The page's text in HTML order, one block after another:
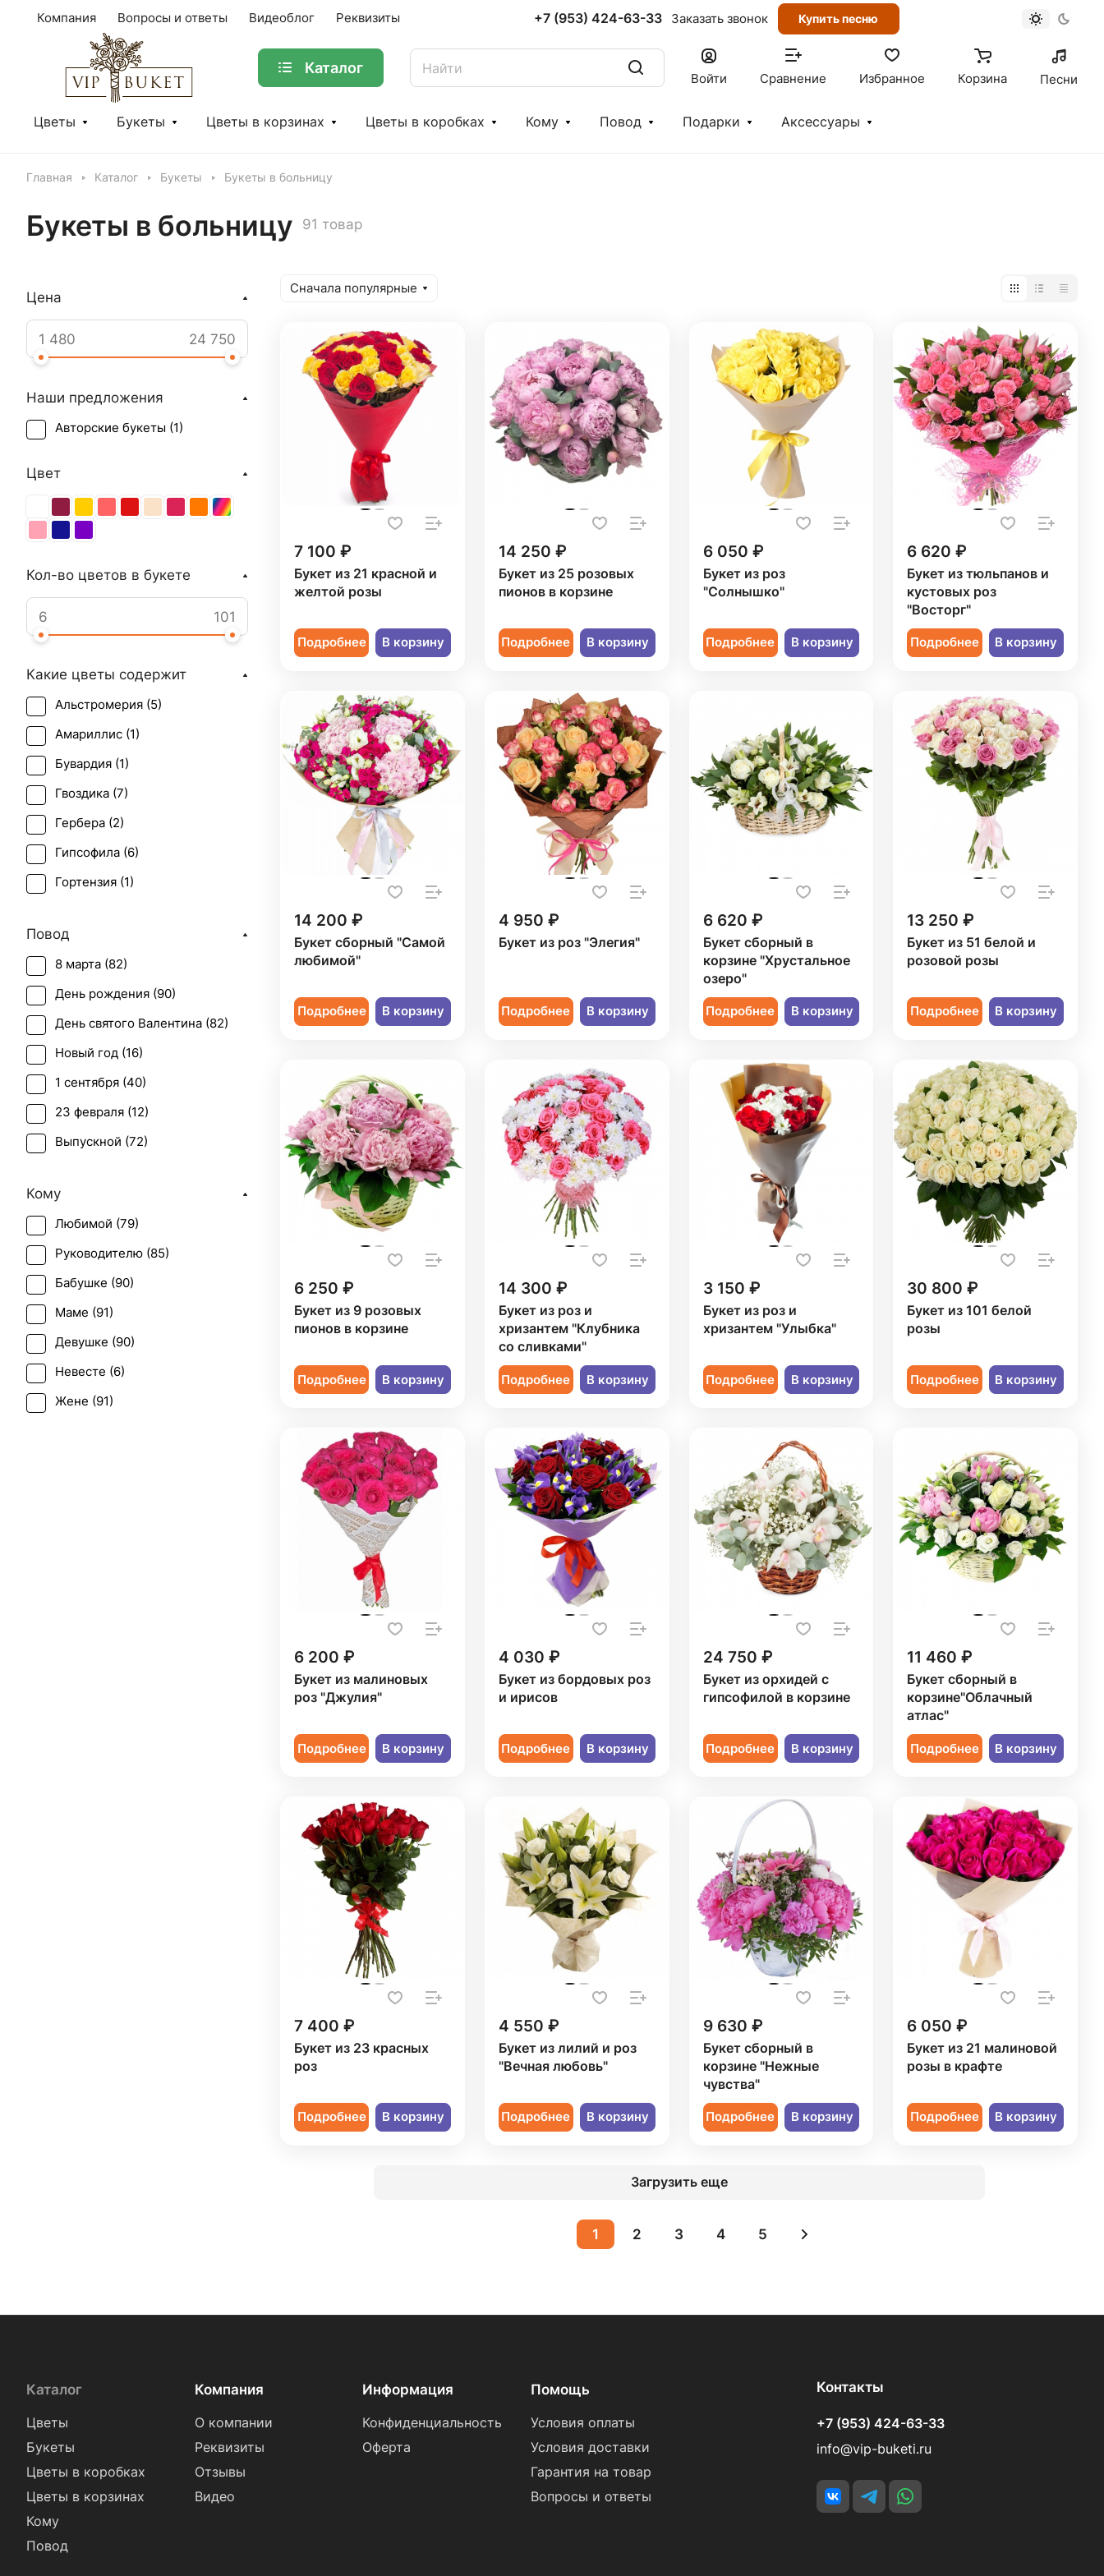
Компания Вопросы и ответы Видеоблог Реквизиты +7 (953) 424-63-33 Заказать звонок Купить песню
Каталог
Войти Сравнение Избранное Корзина Песни
Цветы Букеты Цветы в корзинах Цветы в коробках Кому Повод Подарки Аксессуары
Главная Каталог Букеты Букеты в больницу
Букеты в больницу 91 товар
Сначала популярные
7 100 ₽
Букет из 21 красной и
желтой розы
Подробнее В корзину
14 250 ₽
Букет из 25 розовых
пионов в корзине
Подробнее В корзину
6 050 ₽
Букет из роз
"Солнышко"
Подробнее В корзину
6 620 ₽
Букет из тюльпанов и
кустовых роз
"Восторг"
Подробнее В корзину
14 200 ₽
Букет сборный "Самой
любимой"
Подробнее В корзину
4 950 ₽
Букет из роз "Элегия"
Подробнее В корзину
6 620 ₽
Букет сборный в
корзине "Хрустальное
озеро"
Подробнее В корзину
13 250 ₽
Букет из 51 белой и
розовой розы
Подробнее В корзину
6 250 ₽
Букет из 9 розовых
пионов в корзине
Подробнее В корзину
14 300 ₽
Букет из роз и
хризантем "Клубника
со сливками"
Подробнее В корзину
3 150 ₽
Букет из роз и
хризантем "Улыбка"
Подробнее В корзину
30 800 ₽
Букет из 101 белой
розы
Подробнее В корзину
6 200 ₽
Букет из малиновых
роз "Джулия"
Подробнее В корзину
4 030 ₽
Букет из бордовых роз
и ирисов
Подробнее В корзину
24 750 ₽
Букет из орхидей с
гипсофилой в корзине
Подробнее В корзину
11 460 ₽
Букет сборный в
корзине"Облачный
атлас"
Подробнее В корзину
7 400 ₽
Букет из 23 красных
роз
Подробнее В корзину
4 550 ₽
Букет из лилий и роз
"Вечная любовь"
Подробнее В корзину
9 630 ₽
Букет сборный в
корзине "Нежные
чувства"
Подробнее В корзину
6 050 ₽
Букет из 21 малиновой
розы в крафте
Подробнее В корзину
Загрузить еще
1 2 3 4 5
Цена
Наши предложения
Авторские букеты (1)
Цвет
Кол-во цветов в букете
Какие цветы содержит
Альстромерия (5)
Амариллис (1)
Бувардия (1)
Гвоздика (7)
Гербера (2)
Гипсофила (6)
Гортензия (1)
Лилия (
Лимониум (1
Нарцисс (1)
Нигелла (1)
Орхидея (6 )
Пион (6)
Подсолнух ( 1)
Ранункулюс ( 2)
Повод
8 марта (82)
День рождения (90)
День святого Валентина (82)
Новый год (16)
1 сентября (40)
23 февраля (12)
Выпускной (72)
День учителя (
Пасха (12)
Первое свидание (90
Последний звонок (
Рождение ребенка (
Рождество (16
Свадьба (15
Татьянин день (
Кому
Любимой (79)
Руководителю (85)
Бабушке (90)
Маме (91)
Девушке (90)
Невесте (6)
Жене (91)
Каталог
Цветы
Букеты
Цветы в коробках
Цветы в корзинах
Кому
Повод
Компания
О компании
Реквизиты
Отзывы
Видео
Информация
Конфиденциальность
Оферта
Помощь
Условия оплаты
Условия доставки
Гарантия на товар
Вопросы и ответы
Контакты
+7 (953) 424-63-33
info@vip-buketi.ru